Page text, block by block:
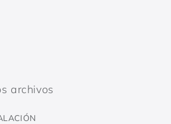
archivos